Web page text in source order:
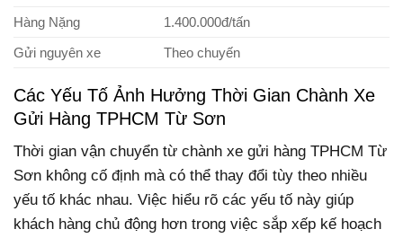
Hàng Nặng
1.400.000đ/tấn
Gửi nguyên xe
Theo chuyến
Các Yếu Tố Ảnh Hưởng Thời Gian Chành Xe
Gửi Hàng TPHCM Từ Sơn
Thời gian vận chuyển từ chành xe gửi hàng TPHCM Từ
Sơn không cố định mà có thể thay đổi tùy theo nhiều
yếu tố khác nhau. Việc hiểu rõ các yếu tố này giúp
khách hàng chủ động hơn trong việc sắp xếp kế hoạch